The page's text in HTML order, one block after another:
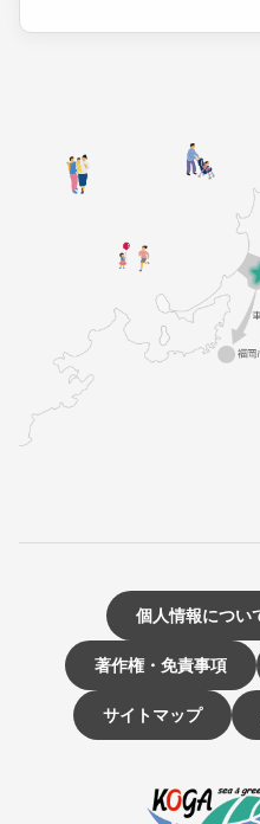
個人情報につい
著作権・免責事項
サイトマップ